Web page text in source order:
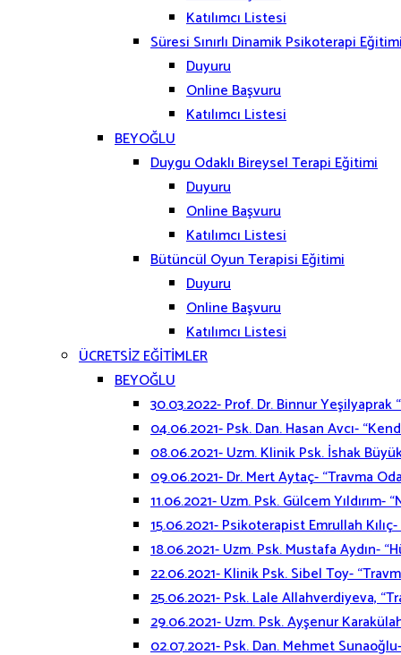
Katılımcı Listesi
Süresi Sınırlı Dinamik Psikoterapi
Duyuru
Online Başvuru
Katılımcı Listesi
BEYOĞLU
Duygu Odaklı Bireysel Terapi Eğitimi
Duyuru
Online Başvuru
Katılımcı Listesi
Bütüncül Oyun Terapisi Eğitimi
Duyuru
Online Başvuru
Katılımcı Listesi
ÜCRETSİZ EĞİTİMLER
BEYOĞLU
30.03.2022- Prof. Dr. Binnur
04.06.2021- Psk. Dan. Hasan Avcı-
08.06.2021- Uzm. Klinik Psk. İshak
09.06.2021- Dr. Mert Aytaç- “Travma
11.06.2021- Uzm. Psk. Gülcem
15.06.2021- Psikoterapist Emrullah
18.06.2021- Uzm. Psk. Mustafa Aydın-
22.06.2021- Klinik Psk. Sibel Toy-
25.06.2021- Psk. Lale Allahverdiyeva,
29.06.2021- Uzm. Psk. Ayşenur
02.07.2021- Psk. Dan. Mehmet